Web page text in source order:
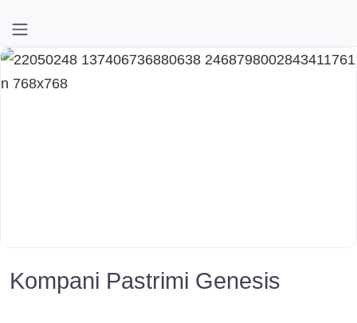
Kompani Pastrimi Genesis